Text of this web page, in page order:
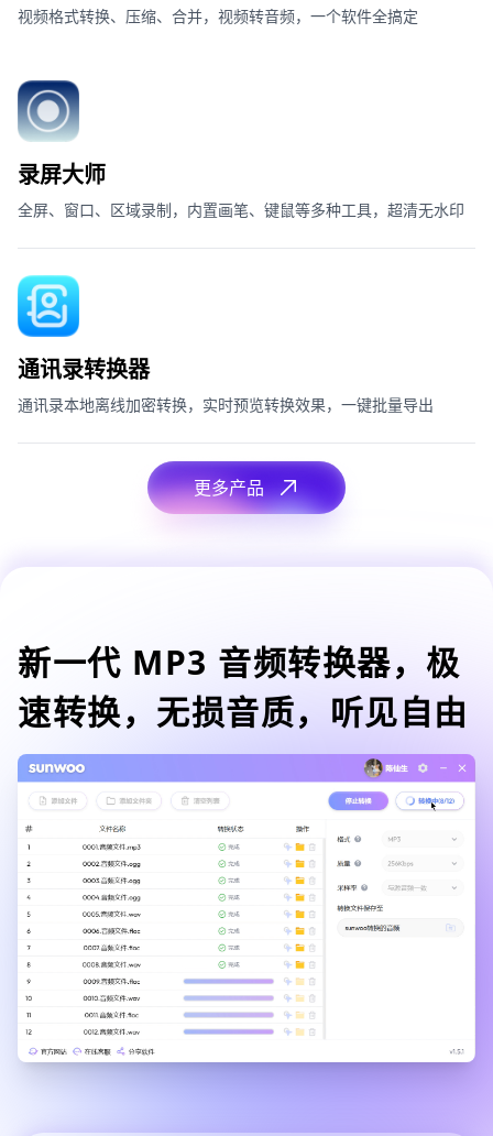
视频格式转换、压缩、合并，视频转音频，一个软件全搞定
录屏大师
全屏、窗口、区域录制，内置画笔、键鼠等多种工具，超清无水印
通讯录转换器
通讯录本地离线加密转换，实时预览转换效果，一键批量导出
更多产品
新一代 MP3 音频转换器，极
速转换，无损音质，听见自由